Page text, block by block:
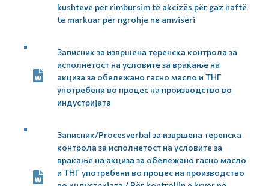
kushteve për rimbursim të akcizës për gaz naftë
të markuar për ngrohje në amvisëri
Записник за извршена теренска контрола за
исполнетост на условите за враќање на
акциза за обележано гасно масло и ТНГ
употребени во процес на производство во
индустријата
Записник/Procesverbal за извршена теренска
контрола за исполнетост на условите за
враќање на акциза за обележано гасно масло
и ТНГ употребени во процес на производство